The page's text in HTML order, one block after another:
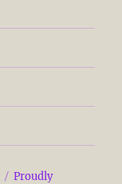
Proudly